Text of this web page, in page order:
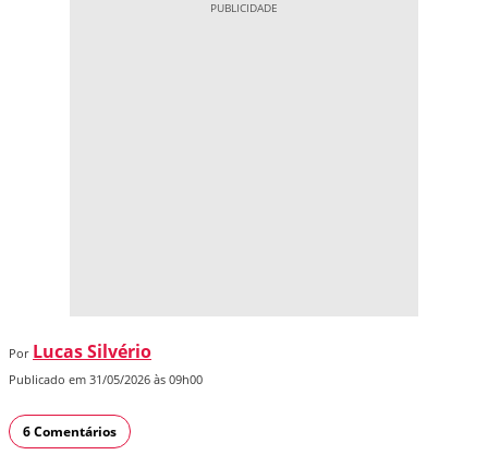
Por Lucas Silvério
Publicado em 31/05/2026 às 09h00
6 Comentários